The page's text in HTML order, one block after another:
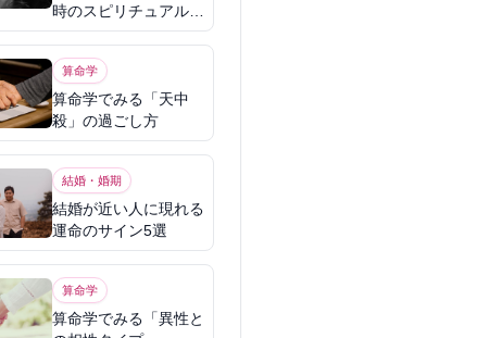
時のスピリチュアル意
味
算命学
算命学でみる「天中
殺」の過ごし方
結婚・婚期
結婚が近い人に現れる
運命のサイン5選
算命学
算命学でみる「異性と